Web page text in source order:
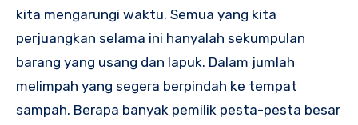
kita mengarungi waktu. Semua yang kita
perjuangkan selama ini hanyalah sekumpulan
barang yang usang dan lapuk. Dalam jumlah
melimpah yang segera berpindah ke tempat
sampah. Berapa banyak pemilik pesta-pesta besar